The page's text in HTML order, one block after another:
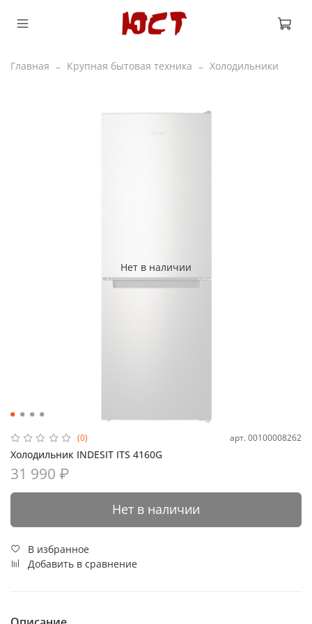
Главная Крупная бытовая техника Холодильники
Нет в наличии
(0) арт. 00100008262
Холодильник INDESIT ITS 4160G
31 990 ₽
Нет в наличии
В избранное
Добавить в сравнение